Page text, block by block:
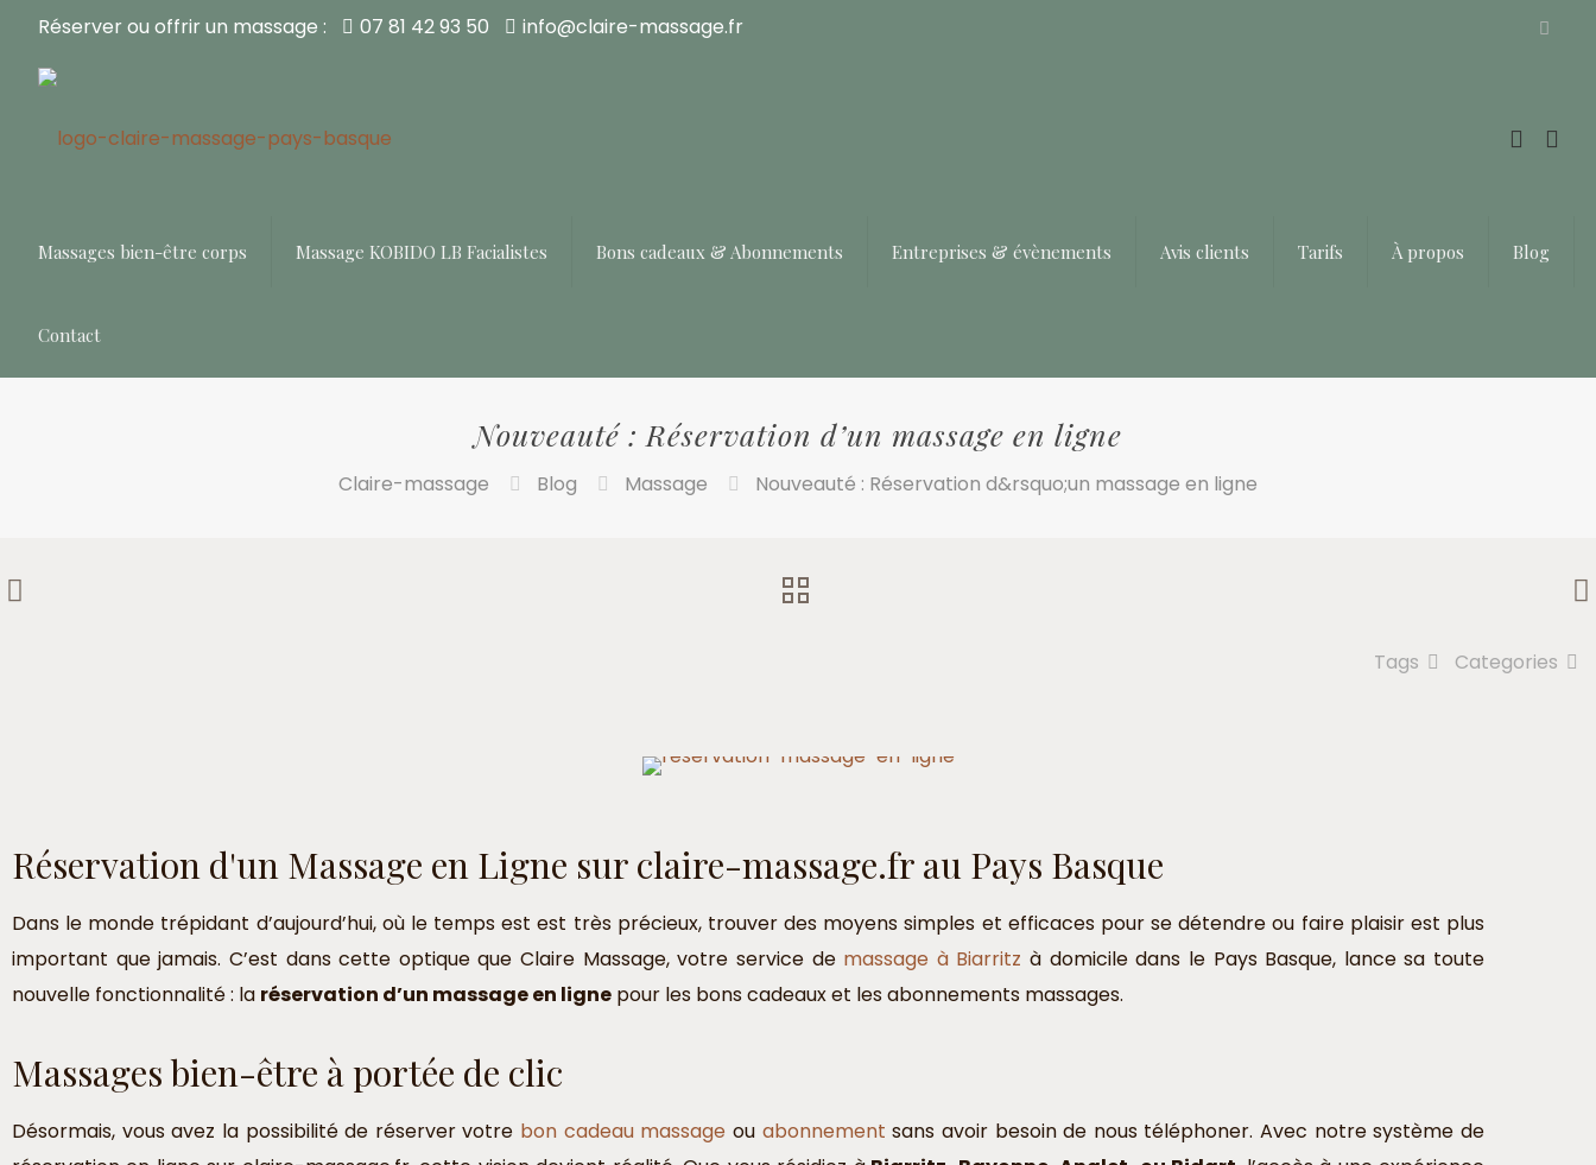
Réserver ou offrir un massage : 07 81 42 93 50 info@claire-massage.fr
Massages bien-être corps Massage KOBIDO LB Facialistes Bons cadeaux & Abonnements Entreprises & évènements Avis clients Tarifs À propos Blog
Contact
Nouveauté : Réservation d’un massage en ligne
Claire-massage Blog Massage Nouveauté : Réservation d&rsquo;un massage en ligne
Categories
Tags
Réservation d'un Massage en Ligne sur claire-massage.fr au Pays Basque
Dans le monde trépidant d’aujourd’hui, où le temps est est très précieux, trouver des moyens simples et efficaces pour se détendre ou faire plaisir est plus
important que jamais. C’est dans cette optique que Claire Massage, votre service demassage à Biarritz à domicile dans le Pays Basque, lance sa toute
nouvelle fonctionnalité : la réservation d’un massage en ligne pour les bons cadeaux et les abonnements massages.
Massages bien-être à portée de clic
Désormais, vous avez la possibilité de réserver votre bon cadeau massage ou abonnement sans avoir besoin de nous téléphoner. Avec notre système de